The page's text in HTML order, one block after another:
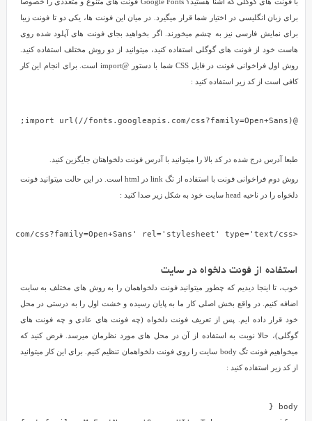
به
اینترنت
زمانگیر
بوده
میتوانید
به
شود.
از
برای زبان انگلیسی در اختیار شما قرار میگیرد. در میان این فونت ها، یکی دو تا فونت زیبا
برای نمایش فارسی نیز به چشم میخورند. اگر بخواهید بجای فونت های آپلود شده روی
هاست خود از فونت های گوگلی استفاده کنید، میتوانید از دو روش مختلف استفاده کنید.
روش اول فراخوانی فونت در فایل CSS شما با دستور @import است. برای انجام این کار
کافی است از کد زیر استفاده کنید :
@import url(//fonts.googleapis.com/css?family=Open+Sans);
طبعا آدرس درج شده در کد بالا را میتوانید با آدرس فونت دلخواهتان جایگزین کنید.
روش دوم فراخوانی فونت با استفاده از تگ link در html است. در این حالت میتوانید فونت
دلخواه را در ناحیه head سایت خود به شکل زیر صدا کنید :
<link href='//fonts.googleapis.com/css?family=Open+Sans' rel='stylesheet' type='text/css'>
استفاده از فونت دلخواه در سایت
خوب، تا اینجا دیدیم که چطور میتوانید فونت دلخواهمان را به روش های مختلف به سایت
اضافه کنیم. در واقع بخش اصلی کار ما به پایان رسیده و خشت اول را به درستی در محل
خود قرار داده ایم. پس از تعریف فونت دلخواه (چه فونت های عادی و چه فونت های
گوگلی)، حالا نوبت به استفاده از آن در محل های مورد نظرمان میرسد. فرض کنید که
میخواهیم فونت تگ body سایت را روی فونت دلخواهمان تنظیم کنیم. برای این کار میتوانید
از کد زیر استفاده کنید :